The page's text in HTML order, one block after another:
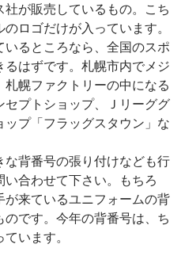
社が販売しているもの。こち
ロゴだけが入っています。
るところなら、全国のスポ
はずです。札幌市内でメジ
札幌ファクトリーの中になる
セプトショップ、Ｊリーググ
ップ「フラッグスタウン」な
背番号の張り付けなども行
合わせて下さい。もちろ
が来ているユニフォームの背
です。今年の背番号は、ち
います。